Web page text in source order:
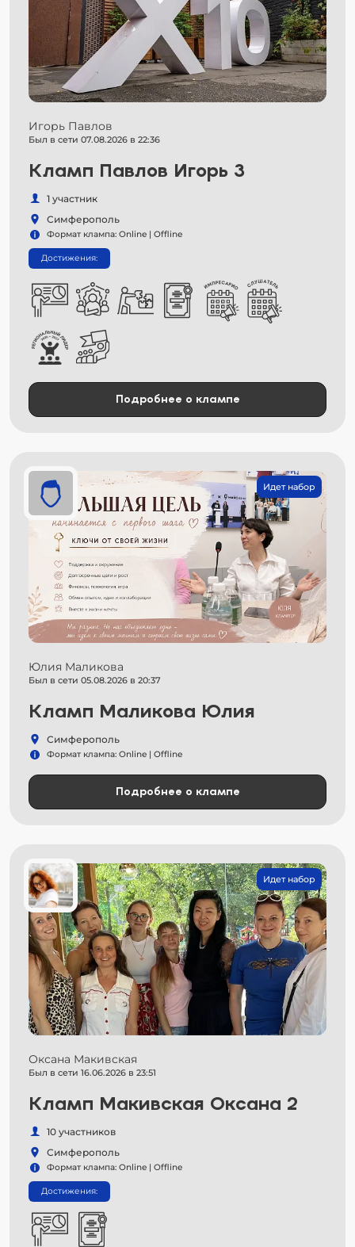
Игорь Павлов
Был в сети 07.08.2026 в 22:36
Кламп Павлов Игорь 3
1 участник
Симферополь
Формат клампа: Online | Offline
Достижения:
Подробнее о клампе
Идет набор
Юлия Маликова
Был в сети 05.08.2026 в 20:37
Кламп Маликова Юлия
Симферополь
Формат клампа: Online | Offline
Подробнее о клампе
Идет набор
Оксана Макивская
Был в сети 16.06.2026 в 23:51
Кламп Макивская Оксана 2
10 участников
Симферополь
Формат клампа: Online | Offline
Достижения: